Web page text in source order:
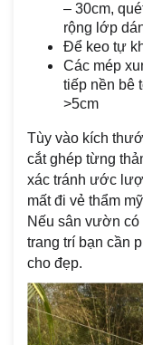
– 30cm,
rộng lớp
Để keo tự
Các mép
tiếp nền bê
>5cm
Tùy vào kích
cắt ghép từng
xác tránh ước
mất đi vẻ thẩm
Nếu sân vườn
trang trí bạn cần
cho đẹp.